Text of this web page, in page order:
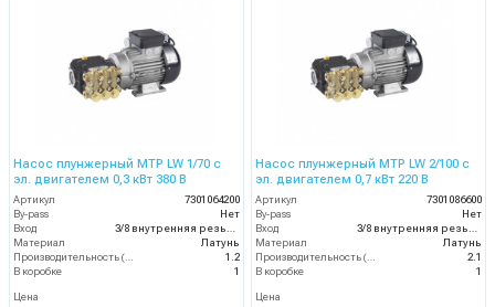
Насос плунжерный MTP LW 1/70 с
эл. двигателем 0,3 кВт 380 В
Артикул
7301064200
By-pass
Нет
Вход
Материал
Латунь
1.2
В коробке
1
Цена
Насос плунжерный MTP LW 2/100 с
эл. двигателем 0,7 кВт 220 В
Артикул
7301086600
By-pass
Нет
Вход
Материал
Латунь
2.1
В коробке
1
Цена